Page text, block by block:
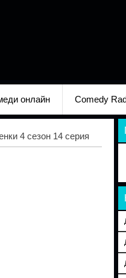
онлайн Comedy
4 сезон 14 серия